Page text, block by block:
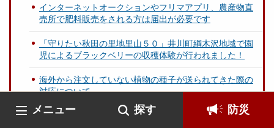
メニュー 探す 防災
インターネットオークションやフリマアプリ、農産物直
売所で肥料販売をされる方は届出が必要です
「守りたい秋田の里地里山５０」井川町綱木沢地域で園
児によるブラックベリーの収穫体験が行われました！
海外から注文していない植物の種子が送られてきた際の
対応について
令和２年度 ふるさと秋田応援事業の実施団体について